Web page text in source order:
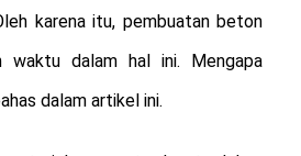
karena itu, pembuatan beton
waktu dalam hal ini. Mengapa
dalam artikel ini.